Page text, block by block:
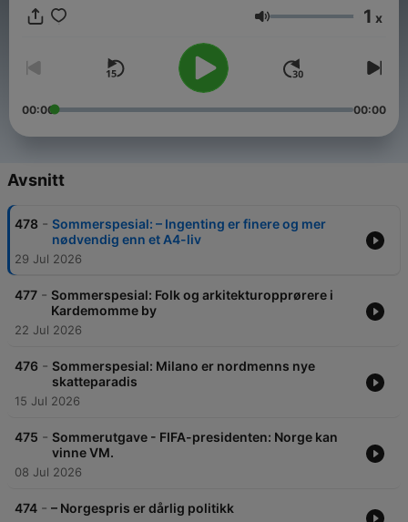
Volym 1 x
00:00 00:00
Avsnitt
478 - Sommerspesial: – Ingenting er finere og mer
nødvendig enn et A4-liv
29 Jul 2026
477 - Sommerspesial: Folk og arkitektur­opprørere i
Kardemomme by
22 Jul 2026
476 - Sommerspesial: Milano er nordmenns nye
skatteparadis
15 Jul 2026
475 - Sommerutgave - FIFA-presidenten: Norge kan
vinne VM.
08 Jul 2026
474 - – Norgespris er dårlig politikk